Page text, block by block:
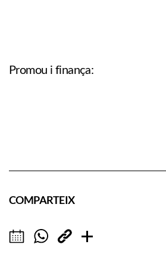
Promou i finança:
COMPARTEIX